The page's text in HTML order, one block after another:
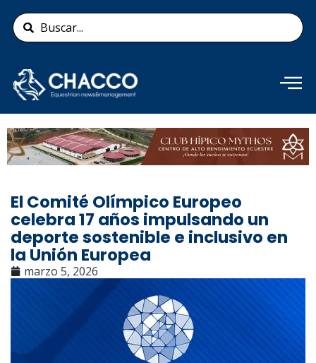
contenido
Search
...
Añade aquí tu texto de
cabecera
El Comité Olímpico Europeo
celebra 17 años impulsando un
deporte sostenible e inclusivo en
la Unión Europea
marzo 5, 2026